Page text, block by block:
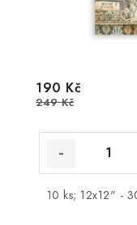
190 Kč
249 Kč
10 ks; 12x12" -